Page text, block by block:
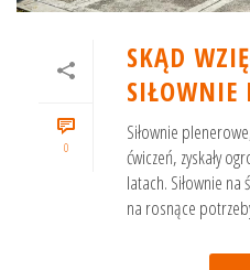
0
SKĄD
SIŁOWNIE
Siłownie
ćwiczeń, zyskały
latach. Siłownie
na rosnące